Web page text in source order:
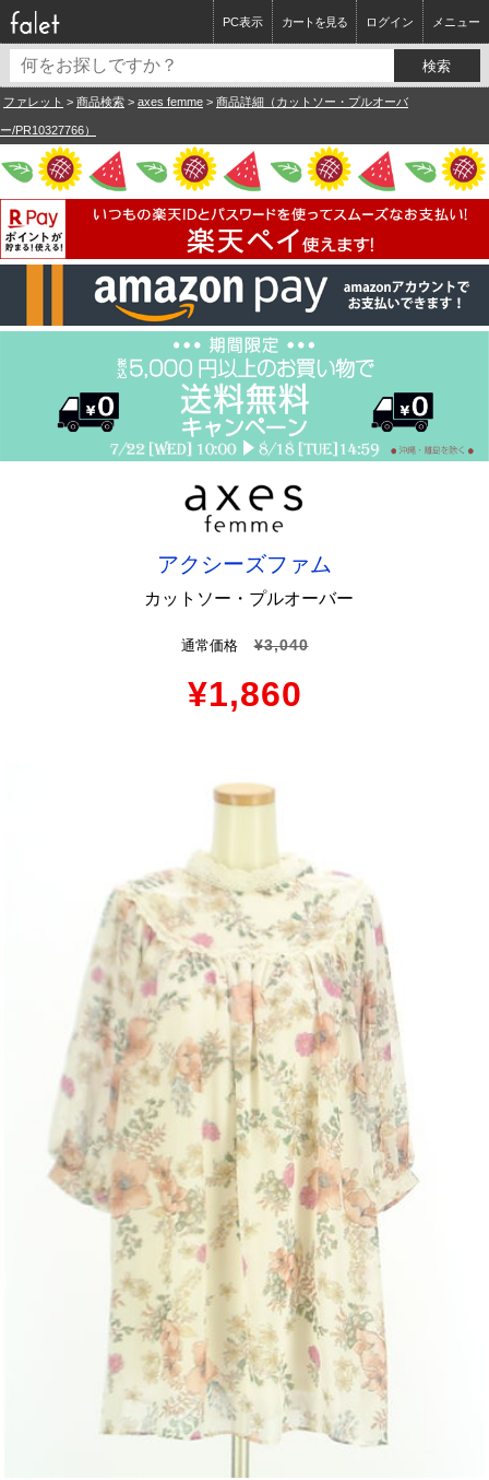
ログイン メニュー
カートを見る
PC表示
ファレット > 商品検索 > axes femme > 商品詳細（カットソー・プルオーバ
ー/PR10327766）
アクシーズファム
カットソー・プルオーバー
通常価格 ¥3,040
¥1,860